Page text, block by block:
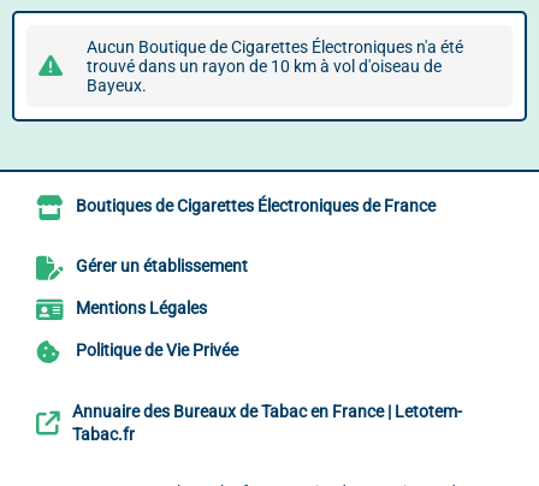
Aucun Boutique de Cigarettes Électroniques n'a été
trouvé dans un rayon de 10 km à vol d'oiseau de
Bayeux.
Boutiques de Cigarettes Électroniques de France
Gérer un établissement
Mentions Légales
Politique de Vie Privée
Annuaire des Bureaux de Tabac en France | Letotem-
Tabac.fr